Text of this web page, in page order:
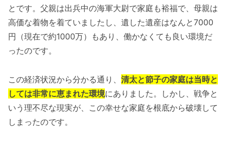
とです。父親は出兵中の海軍大尉で家庭も裕福で、母親は
高価な着物を着ていましたし、遺した遺産はなんと7000
円（現在で約1000万）もあり、働かなくても良い環境だ
ったのです。
この経済状況から分かる通り、 清太と節子の家庭は当時と
しては非常に恵まれた環境にありました。しかし、戦争と
いう理不尽な現実が、この幸せな家庭を根底から破壊して
しまったのです。